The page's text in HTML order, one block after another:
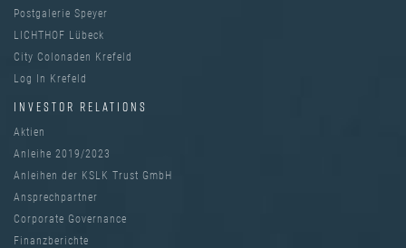
Postgalerie Speyer
LICHTHOF Lübeck
City Colonaden Krefeld
Log In Krefeld
INVESTOR RELATIONS
Aktien
Anleihe 2019/2023
Anleihen der KSLK Trust GmbH
Ansprechpartner
Corporate Governance
Finanzberichte